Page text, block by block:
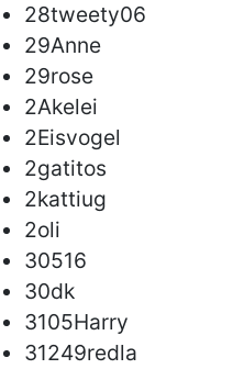
28tweety06
29Anne
29rose
2Akelei
2Eisvogel
2gatitos
2kattiug
2oli
30516
30dk
3105Harry
31249redla